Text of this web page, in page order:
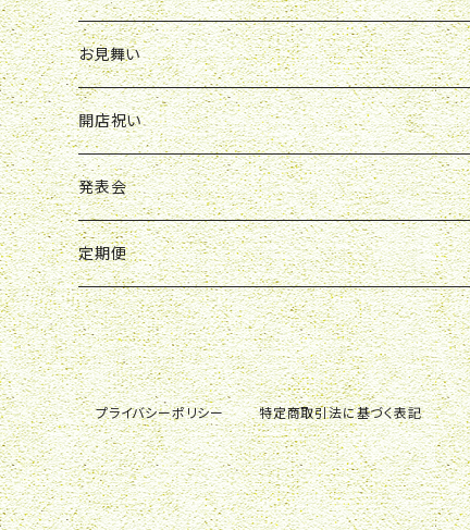
胡蝶蘭鉢
スタンド花
アレンジ
ボックスアレンジ
スタンド花
花束
アレンジ
ボックスアレンジ
お見舞い
花束
アレンジ
ボックスアレンジ
開店祝い
アレンジ
スタンド花
観葉植物
胡蝶蘭鉢
発表会
アレンジ
花束
スタンド花
定期便
花束
プライバシーポリシー 特定商取引法に基づく表記